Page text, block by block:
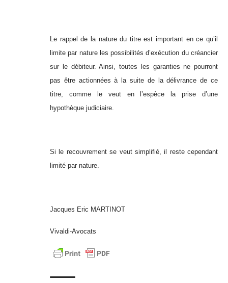
Le rappel de la nature du titre est important en ce qu’il
limite par nature les possibilités d’exécution du créancier
sur le débiteur. Ainsi, toutes les garanties ne pourront
pas être actionnées à la suite de la délivrance de ce
titre, comme le veut en l’espèce la prise d’une
hypothèque judiciaire.
Si le recouvrement se veut simplifié, il reste cependant
limité par nature.
Jacques Eric MARTINOT
Vivaldi-Avocats